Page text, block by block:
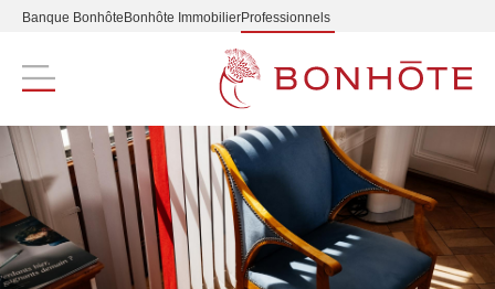
Banque Bonhôte Bonhôte ImmobilierProfessionnels
Navigation principale